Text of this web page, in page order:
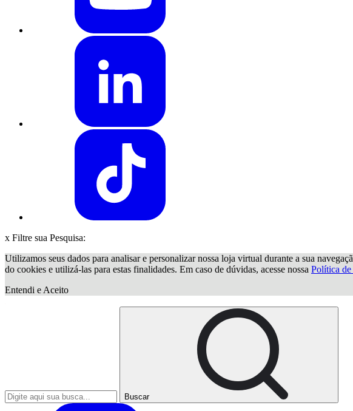
x Filtre sua Pesquisa:
Utilizamos seus dados para analisar e personalizar nossa loja virtual durante a sua
do cookies e utilizá-las para estas finalidades. Em caso de dúvidas, acesse nossa Política
Entendi e Aceito
Buscar